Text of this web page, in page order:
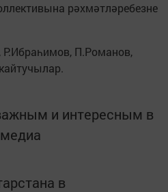
рәхмәтләребезне
Р.Ибраһимов, П.Романов,
и интересным в
в